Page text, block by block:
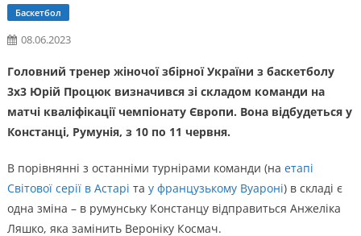
Баскетбол
08.06.2023
Головний тренер жіночої збірної України з баскетболу
3х3 Юрій Процюк визначився зі складом команди на
матчі кваліфікації чемпіонату Європи. Вона відбудеться у
Констанці, Румунія, з 10 по 11 червня.
В порівнянні з останніми турнірами команди (на етапі
Світової серії в Астарі та у французькому Вуароні) в складі є
одна зміна – в румунську Констанцу відправиться Анжеліка
Ляшко, яка замінить Вероніку Космач.